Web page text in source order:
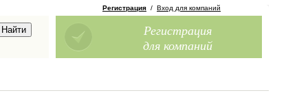
Регистрация / Вход для компаний
Регистрация
для компаний